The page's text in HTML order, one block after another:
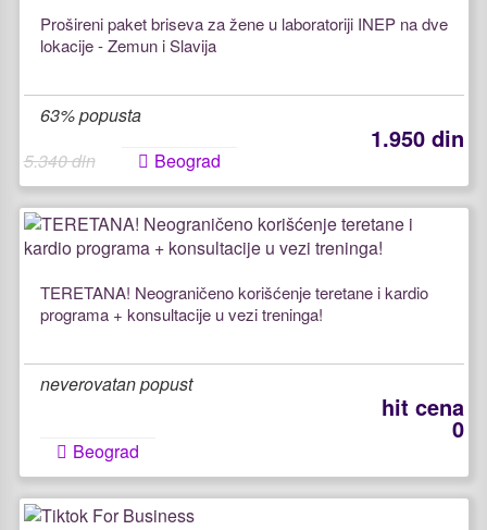
Prošireni paket briseva za žene u laboratoriji INEP na dve
lokacije - Zemun i Slavija
63% popusta
1.950 din
5.340 din Beograd
TERETANA! Neograničeno korišćenje teretane i kardio
programa + konsultacije u vezi treninga!
neverovatan popust
hit cena
0
Beograd